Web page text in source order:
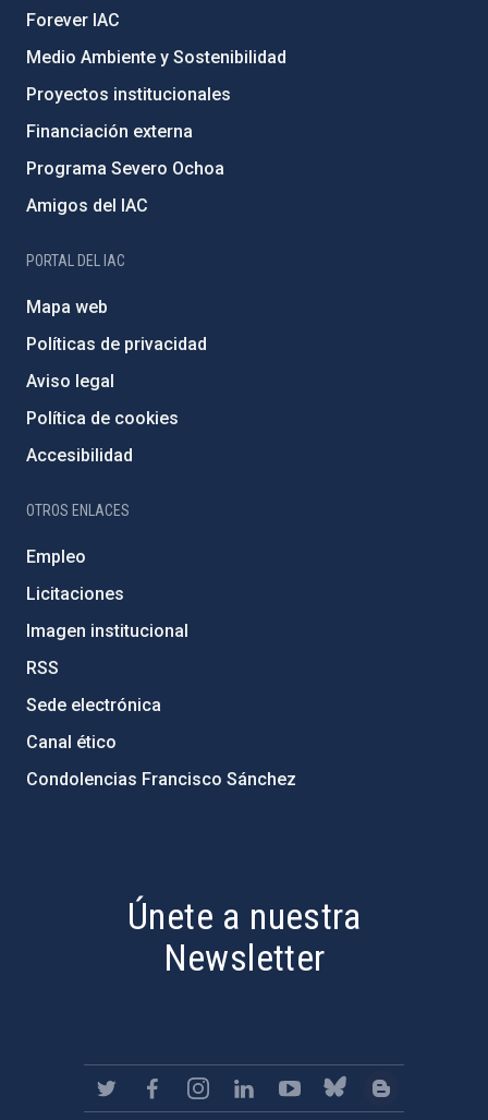
Forever IAC
Medio Ambiente y Sostenibilidad
Proyectos institucionales
Financiación externa
Programa Severo Ochoa
Amigos del IAC
PORTAL DEL IAC
Mapa web
Políticas de privacidad
Aviso legal
Política de cookies
Accesibilidad
OTROS ENLACES
Empleo
Licitaciones
Imagen institucional
RSS
Sede electrónica
Canal ético
Condolencias Francisco Sánchez
Únete a nuestra
Newsletter